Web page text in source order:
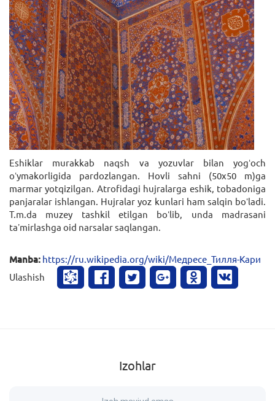
Eshiklar murakkab naqsh va yozuvlar bilan yogʻoch
oʻymakorligida pardozlangan. Hovli sahni (50x50 m)ga
marmar yotqizilgan. Atrofidagi hujralarga eshik, tobadoniga
panjaralar ishlangan. Hujralar yoz kunlari ham salqin boʻladi.
T.m.da muzey tashkil etilgan boʻlib, unda madrasani
taʼmirlashga oid narsalar saqlangan.
Manba: https://ru.wikipedia.org/wiki/Медресе_Тилля-Кари
Ulashish
Izohlar